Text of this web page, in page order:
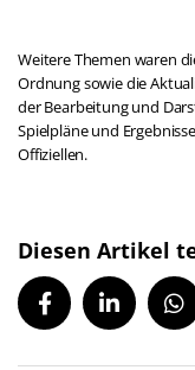
Weitere Themen waren
Ordnung sowie die
der Bearbeitung und
Spielpläne und
Offiziellen.
Diesen Artikel